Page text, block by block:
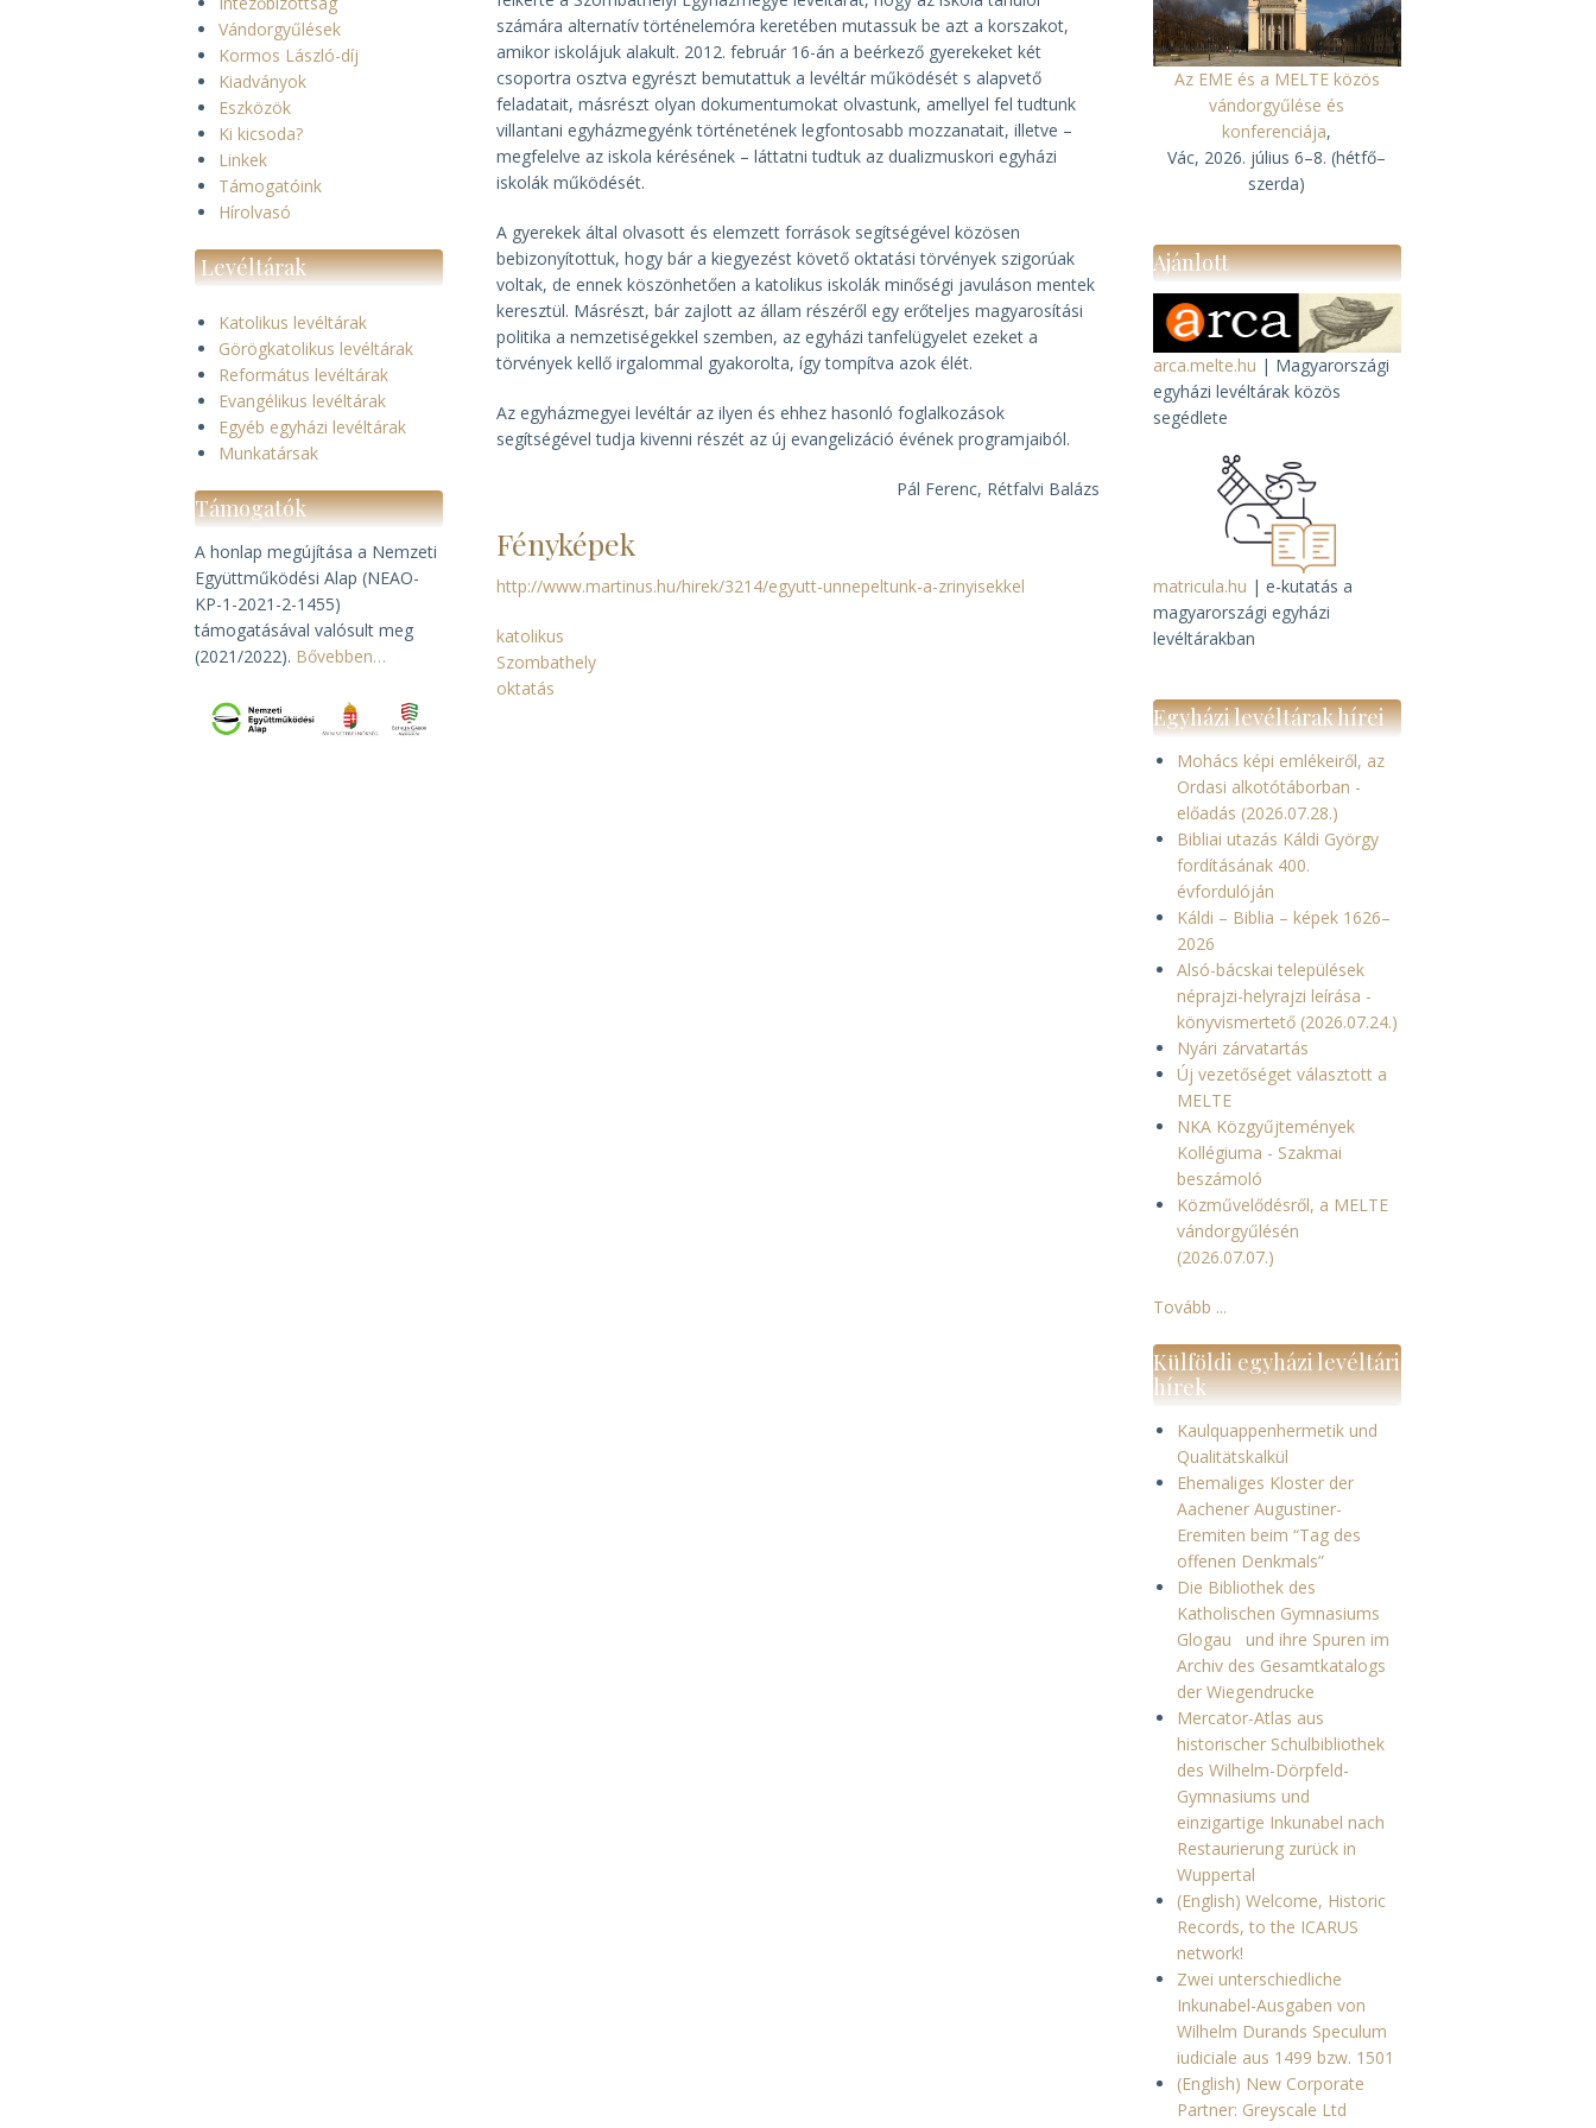
Vándorgyűlések
Kormos László-díj
Kiadványok
Eszközök
Ki kicsoda?
Linkek
Támogatóink
Hírolvasó
Levéltárak
Katolikus levéltárak
Görögkatolikus levéltárak
Református levéltárak
Evangélikus levéltárak
Egyéb egyházi levéltárak
Munkatársak
Támogatók
A honlap megújítása a Nemzeti
Együttműködési Alap (NEAO-
KP-1-2021-2-1455)
támogatásával valósult meg
(2021/2022). Bővebben…
számára alternatív történelemóra keretében mutassuk be azt a korszakot,
amikor iskolájuk alakult. 2012. február 16-án a beérkező gyerekeket két
csoportra osztva egyrészt bemutattuk a levéltár működését s alapvető
feladatait, másrészt olyan dokumentumokat olvastunk, amellyel fel tudtunk
villantani egyházmegyénk történetének legfontosabb mozzanatait, illetve –
megfelelve az iskola kérésének – láttatni tudtuk az dualizmuskori egyházi
iskolák működését.
A gyerekek által olvasott és elemzett források segítségével közösen
bebizonyítottuk, hogy bár a kiegyezést követő oktatási törvények szigorúak
voltak, de ennek köszönhetően a katolikus iskolák minőségi javuláson mentek
keresztül. Másrészt, bár zajlott az állam részéről egy erőteljes magyarosítási
politika a nemzetiségekkel szemben, az egyházi tanfelügyelet ezeket a
törvények kellő irgalommal gyakorolta, így tompítva azok élét.
Az egyházmegyei levéltár az ilyen és ehhez hasonló foglalkozások
segítségével tudja kivenni részét az új evangelizáció évének programjaiból.
Pál Ferenc, Rétfalvi Balázs
Fényképek
http://www.martinus.hu/hirek/3214/egyutt-unnepeltunk-a-zrinyisekkel
katolikus
Szombathely
oktatás
Az EME és a MELTE közös
vándorgyűlése és
konferenciája,
Vác, 2026. július 6–8. (hétfő–
szerda)
Ajánlott
arca.melte.hu | Magyarországi
egyházi levéltárak közös
segédlete
matricula.hu | e-kutatás a
magyarországi egyházi
levéltárakban
Egyházi levéltárak hírei
Mohács képi emlékeiről, az
Ordasi alkotótáborban -
előadás (2026.07.28.)
Bibliai utazás Káldi György
fordításának 400.
évfordulóján
Káldi – Biblia – képek 1626–
2026
Alsó-bácskai települések
néprajzi-helyrajzi leírása -
könyvismertető (2026.07.24.)
Nyári zárvatartás
Új vezetőséget választott a
MELTE
NKA Közgyűjtemények
Kollégiuma - Szakmai
beszámoló
Közművelődésről, a MELTE
vándorgyűlésén
(2026.07.07.)
Tovább ...
Külföldi egyházi levéltári
hírek
Kaulquappenhermetik und
Qualitätskalkül
Ehemaliges Kloster der
Aachener Augustiner-
Eremiten beim “Tag des
offenen Denkmals”
Die Bibliothek des
Katholischen Gymnasiums
Glogau und ihre Spuren im
Archiv des Gesamtkatalogs
der Wiegendrucke
Mercator-Atlas aus
historischer Schulbibliothek
des Wilhelm-Dörpfeld-
Gymnasiums und
einzigartige Inkunabel nach
Restaurierung zurück in
Wuppertal
(English) Welcome, Historic
Records, to the ICARUS
network!
Zwei unterschiedliche
Inkunabel-Ausgaben von
Wilhelm Durands Speculum
iudiciale aus 1499 bzw. 1501
(English) New Corporate
Partner: Greyscale Ltd